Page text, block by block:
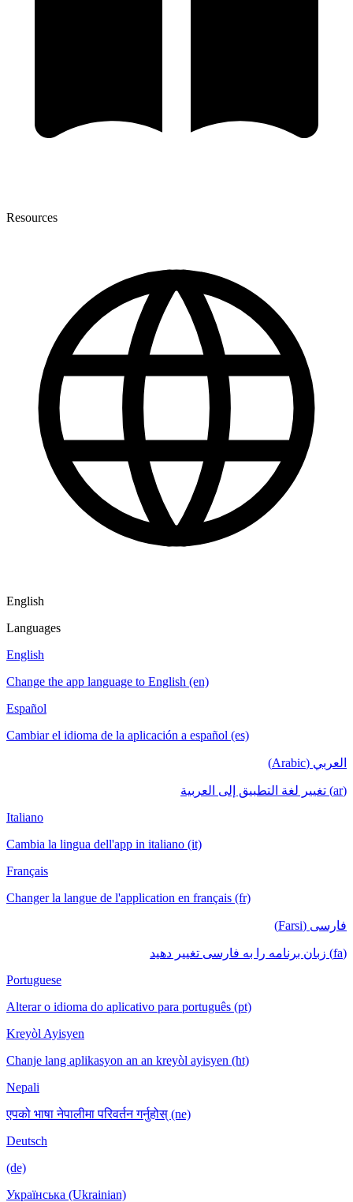
Resources
English
Languages
English
Change the app language to English (en)
Español
Cambiar el idioma de la aplicación a español (es)
العربي (Arabic)
(ar) تغيير لغة التطبيق إلى العربية
Italiano
Cambia la lingua dell'app in italiano (it)
Français
Changer la langue de l'application en français (fr)
فارسی (Farsi)
(fa) زبان برنامه را به فارسی تغییر دهید
Portuguese
Alterar o idioma do aplicativo para português (pt)
Kreyòl Ayisyen
Chanje lang aplikasyon an an kreyòl ayisyen (ht)
Nepali
एपको भाषा नेपालीमा परिवर्तन गर्नुहोस् (ne)
Deutsch
(de)
Українська (Ukrainian)